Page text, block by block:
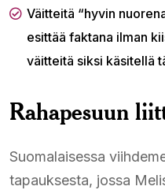
Väitteitä “hyvin
esittää faktana ilman
väitteitä siksi käsitellä
Rahapesuun
Suomalaisessa
tapauksesta, jossa